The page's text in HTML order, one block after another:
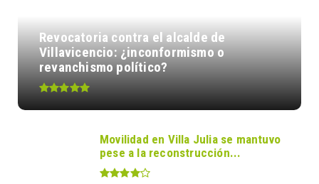
Revocatoria contra el alcalde de
Villavicencio: ¿inconformismo o
revanchismo político?
Movilidad en Villa Julia se mantuvo
pese a la reconstrucción...